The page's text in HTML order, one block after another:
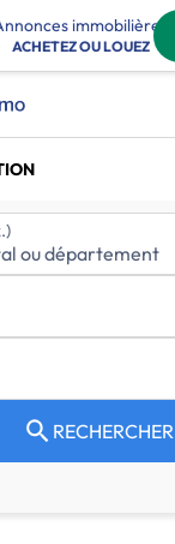
immobilières
ACHETEZ OU LOUEZ
RECHERCHER